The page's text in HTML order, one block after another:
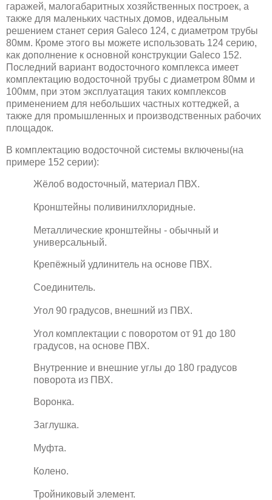
гаражей, малогабаритных хозяйственных построек, а
также для маленьких частных домов, идеальным
решением станет серия Galeco 124, с диаметром трубы
80мм. Кроме этого вы можете использовать 124 серию,
как дополнение к основной конструкции Galeco 152.
Последний вариант водосточного комплекса имеет
комплектацию водосточной трубы с диаметром 80мм и
100мм, при этом эксплуатация таких комплексов
применением для небольших частных коттеджей, а
также для промышленных и производственных рабочих
площадок.
В комплектацию водосточной системы включены(на
примере 152 серии):
Жёлоб водосточный, материал ПВХ.
Кронштейны поливинилхлоридные.
Металлические кронштейны - обычный и
универсальный.
Крепёжный удлинитель на основе ПВХ.
Соединитель.
Угол 90 градусов, внешний из ПВХ.
Угол комплектации с поворотом от 91 до 180
градусов, на основе ПВХ.
Внутренние и внешние углы до 180 градусов
поворота из ПВХ.
Воронка.
Заглушка.
Муфта.
Колено.
Тройниковый элемент.